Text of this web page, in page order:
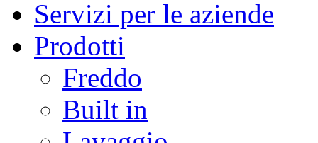
Servizi per le aziende
Prodotti
Freddo
Built in